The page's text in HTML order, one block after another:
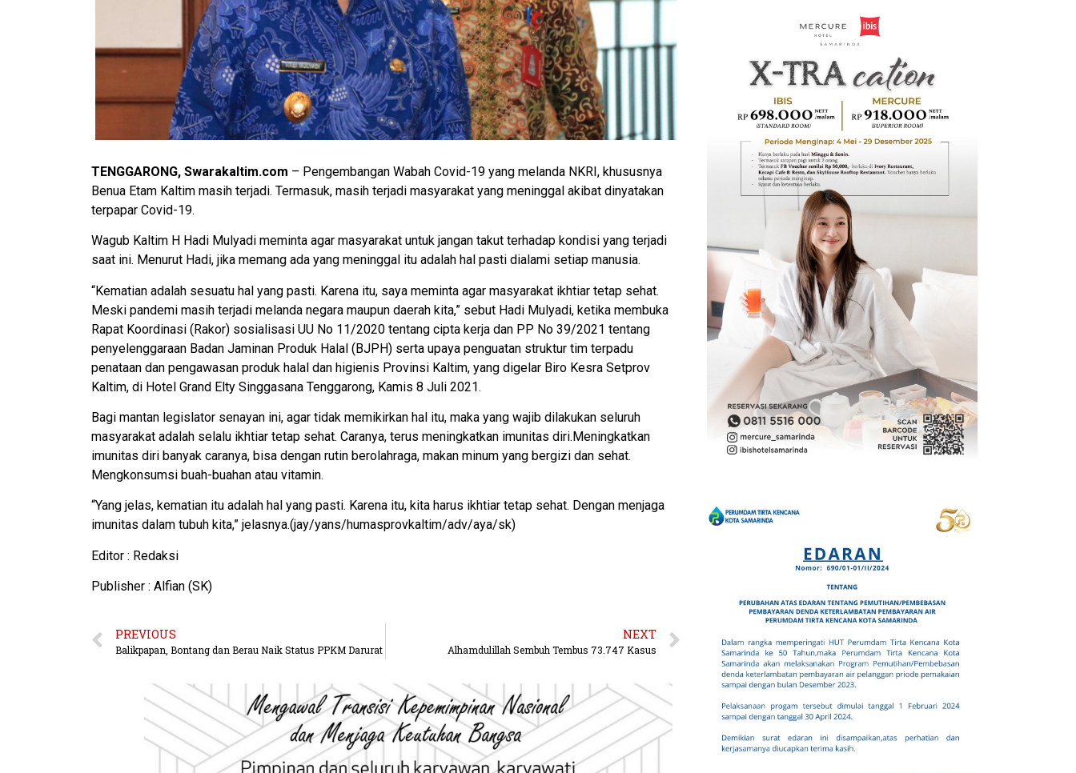
TENGGARONG, Swarakaltim.com – Pengembangan Wabah Covid-19 yang melanda NKRI, khususnya
Benua Etam Kaltim masih terjadi. Termasuk, masih terjadi masyarakat yang meninggal akibat dinyatakan
terpapar Covid-19.
Wagub Kaltim H Hadi Mulyadi meminta agar masyarakat untuk jangan takut terhadap kondisi yang terjadi
saat ini. Menurut Hadi, jika memang ada yang meninggal itu adalah hal pasti dialami setiap manusia.
“Kematian adalah sesuatu hal yang pasti. Karena itu, saya meminta agar masyarakat ikhtiar tetap sehat.
Meski pandemi masih terjadi melanda negara maupun daerah kita,” sebut Hadi Mulyadi, ketika membuka
Rapat Koordinasi (Rakor) sosialisasi UU No 11/2020 tentang cipta kerja dan PP No 39/2021 tentang
penyelenggaraan Badan Jaminan Produk Halal (BJPH) serta upaya penguatan struktur tim terpadu
penataan dan pengawasan produk halal dan higienis Provinsi Kaltim, yang digelar Biro Kesra Setprov
Kaltim, di Hotel Grand Elty Singgasana Tenggarong, Kamis 8 Juli 2021.
Bagi mantan legislator senayan ini, agar tidak memikirkan hal itu, maka yang wajib dilakukan seluruh
masyarakat adalah selalu ikhtiar tetap sehat. Caranya, terus meningkatkan imunitas diri.Meningkatkan
imunitas diri banyak caranya, bisa dengan rutin berolahraga, makan minum yang bergizi dan sehat.
Mengkonsumsi buah-buahan atau vitamin.
“Yang jelas, kematian itu adalah hal yang pasti. Karena itu, kita harus ikhtiar tetap sehat. Dengan menjaga
imunitas dalam tubuh kita,” jelasnya.(jay/yans/humasprovkaltim/adv/aya/sk)
Editor : Redaksi
Publisher : Alfian (SK)
PREVIOUS
Balikpapan, Bontang dan Berau Naik Status PPKM Darurat
NEXT
Alhamdulillah Sembuh Tembus 73.747 Kasus